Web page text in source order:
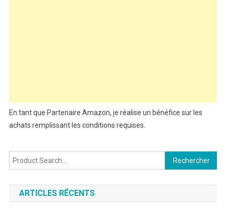
En tant que Partenaire Amazon, je réalise un bénéfice sur les
achats remplissant les conditions requises.
Rechercher :
ARTICLES RÉCENTS